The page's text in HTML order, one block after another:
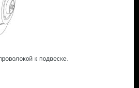
к подвеске.